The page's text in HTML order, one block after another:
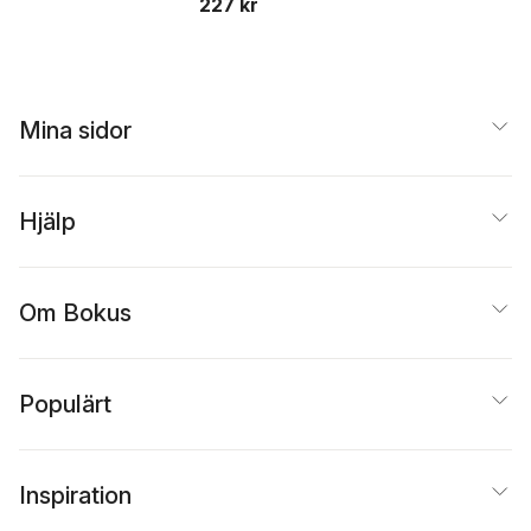
Mina sidor
Hjälp
Om Bokus
Populärt
Inspiration